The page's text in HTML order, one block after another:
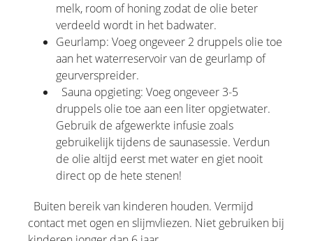
melk, room of honing zodat de olie beter
verdeeld wordt in het badwater.
Geurlamp: Voeg ongeveer 2 druppels olie toe
aan het waterreservoir van de geurlamp of
geurverspreider.
Sauna opgieting: Voeg ongeveer 3-5
druppels olie toe aan een liter opgietwater.
Gebruik de afgewerkte infusie zoals
gebruikelijk tijdens de saunasessie. Verdun
de olie altijd eerst met water en giet nooit
direct op de hete stenen!
Buiten bereik van kinderen houden. Vermijd
contact met ogen en slijmvliezen. Niet gebruiken bij